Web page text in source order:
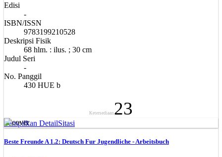
Edisi
-
ISBN/ISSN
9783199210528
Deskripsi Fisik
68 hlm. : ilus. ; 30 cm
Judul Seri
-
No. Panggil
430 HUE b
Ketersediaan 23
Tampilkan DetailSitasi
Beste Freunde A 1.2: Deutsch Fur Jugendliche - Arbeitsbuch